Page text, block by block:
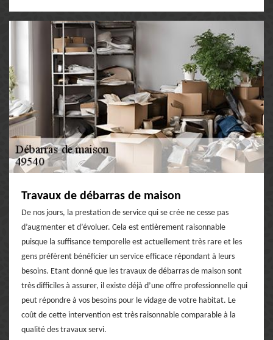
Travaux de débarras de maison
De nos jours, la prestation de service qui se crée ne cesse pas
d’augmenter et d’évoluer. Cela est entièrement raisonnable
puisque la suffisance temporelle est actuellement très rare et les
gens préfèrent bénéficier un service efficace répondant à leurs
besoins. Etant donné que les travaux de débarras de maison sont
très difficiles à assurer, il existe déjà d’une offre professionnelle qui
peut répondre à vos besoins pour le vidage de votre habitat. Le
coût de cette intervention est très raisonnable comparable à la
qualité des travaux servi.